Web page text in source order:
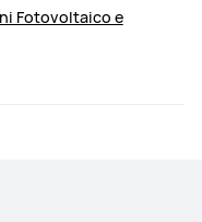
Fotovoltaico e